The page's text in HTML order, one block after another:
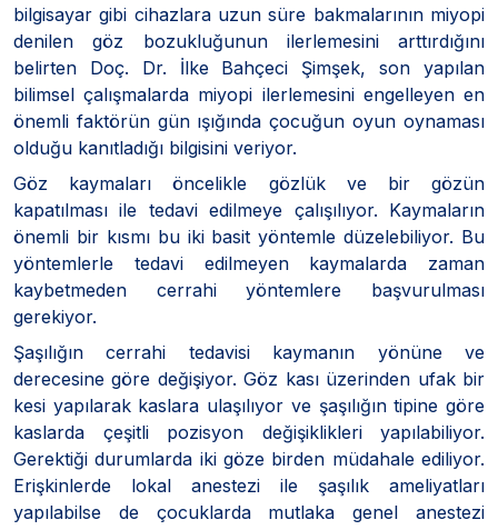
bilgisayar gibi cihazlara uzun süre bakmalarının miyopi
denilen göz bozukluğunun ilerlemesini arttırdığını
belirten Doç. Dr. İlke Bahçeci Şimşek, son yapılan
bilimsel çalışmalarda miyopi ilerlemesini engelleyen en
önemli faktörün gün ışığında çocuğun oyun oynaması
olduğu kanıtladığı bilgisini veriyor.
Göz kaymaları öncelikle gözlük ve bir gözün
kapatılması ile tedavi edilmeye çalışılıyor. Kaymaların
önemli bir kısmı bu iki basit yöntemle düzelebiliyor. Bu
yöntemlerle tedavi edilmeyen kaymalarda zaman
kaybetmeden cerrahi yöntemlere başvurulması
gerekiyor.
Şaşılığın cerrahi tedavisi kaymanın yönüne ve
derecesine göre değişiyor. Göz kası üzerinden ufak bir
kesi yapılarak kaslara ulaşılıyor ve şaşılığın tipine göre
kaslarda çeşitli pozisyon değişiklikleri yapılabiliyor.
Gerektiği durumlarda iki göze birden müdahale ediliyor.
Erişkinlerde lokal anestezi ile şaşılık ameliyatları
yapılabilse de çocuklarda mutlaka genel anestezi